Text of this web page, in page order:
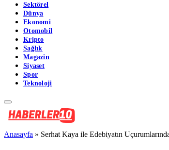
Sektörel
Dünya
Ekonomi
Otomobil
Kripto
Sağlık
Magazin
Siyaset
Spor
Teknoloji
Anasayfa » Serhat Kaya ile Edebiyatın